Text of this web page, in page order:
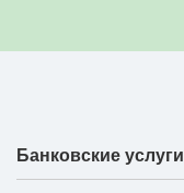
Банковские услуги